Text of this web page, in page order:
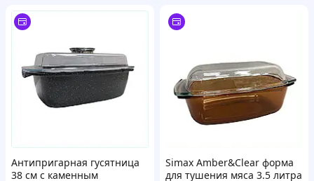
Антипригарная гусятница
38 см с каменным
Simax Amber&Clear форма
для тушения мяса 3.5 литра